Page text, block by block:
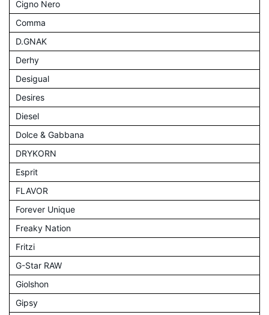
Cigno Nero
Comma
D.GNAK
Derhy
Desigual
Desires
Diesel
Dolce & Gabbana
DRYKORN
Esprit
FLAVOR
Forever Unique
Freaky Nation
Fritzi
G-Star RAW
Giolshon
Gipsy